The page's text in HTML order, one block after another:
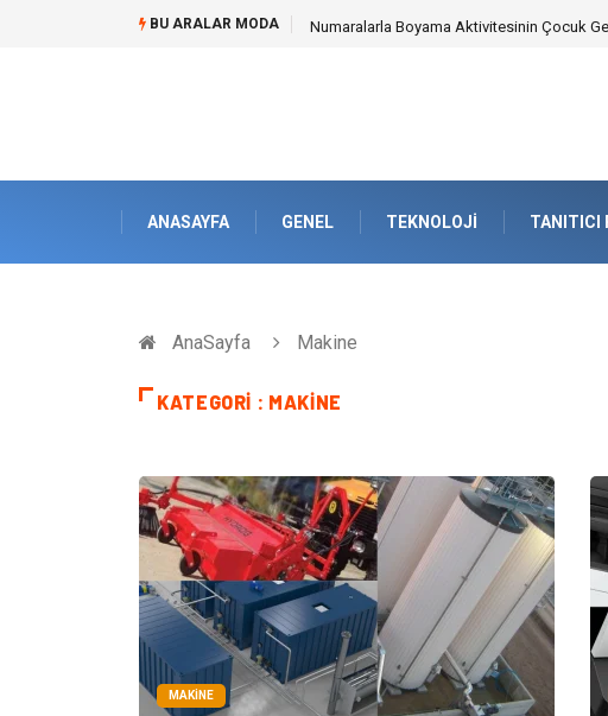
BU ARALAR MODA Mobil Çit Kültürü and Geçici Alan
ANASAYFA GENEL TEKNOLOJI TANITICI
AnaSayfa Makine
KATEGORI : MAKINE
MAKINE